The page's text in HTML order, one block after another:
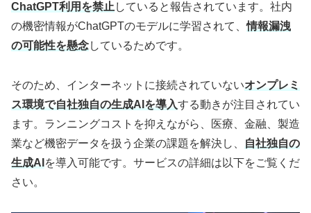
ChatGPT利用を禁止 していると報告されています。社内
の機密情報がChatGPTのモデルに学習されて、情報漏洩
の可能性を懸念しているためです。
そのため、インターネットに接続されていないオンプレミ
ス環境で自社独自の生成AIを導入する動きが注目されてい
ます。ランニングコストを抑えながら、医療、金融、製造
業など機密データを扱う企業の課題を解決し、
自社独自の
生成AI を導入可能です。サービスの詳細は以下をご覧くだ
さい。